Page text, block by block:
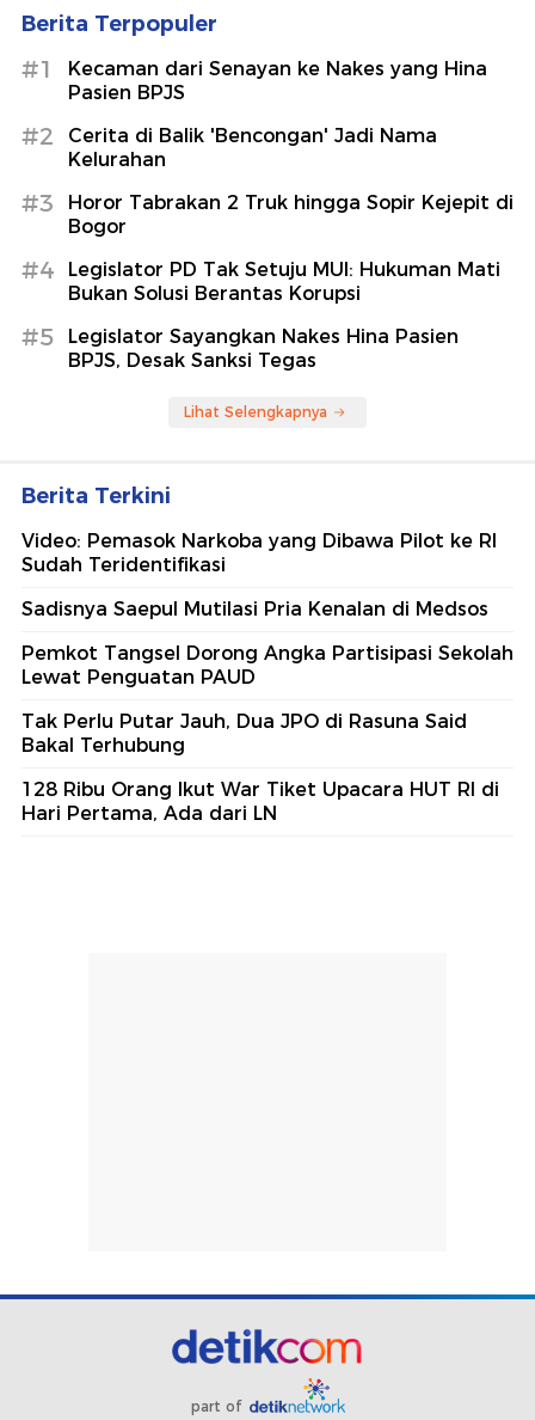
Berita Terpopuler
#1
Kecaman dari Senayan ke Nakes yang Hina
Pasien BPJS
#2
Cerita di Balik 'Bencongan' Jadi Nama
Kelurahan
#3
Horor Tabrakan 2 Truk hingga Sopir Kejepit di
Bogor
#4
Legislator PD Tak Setuju MUI: Hukuman Mati
Bukan Solusi Berantas Korupsi
#5
Legislator Sayangkan Nakes Hina Pasien
BPJS, Desak Sanksi Tegas
Lihat Selengkapnya
Berita Terkini
Video: Pemasok Narkoba yang Dibawa Pilot ke RI
Sudah Teridentifikasi
Sadisnya Saepul Mutilasi Pria Kenalan di Medsos
Pemkot Tangsel Dorong Angka Partisipasi Sekolah
Lewat Penguatan PAUD
Tak Perlu Putar Jauh, Dua JPO di Rasuna Said
Bakal Terhubung
128 Ribu Orang Ikut War Tiket Upacara HUT RI di
Hari Pertama, Ada dari LN
part of